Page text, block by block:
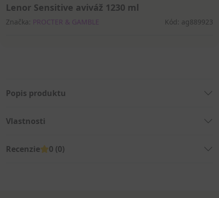
Lenor Sensitive aviváž 1230 ml
Značka: PROCTER & GAMBLE Kód: ag889923
Popis produktu
Vlastnosti
Recenzie 0 (0)